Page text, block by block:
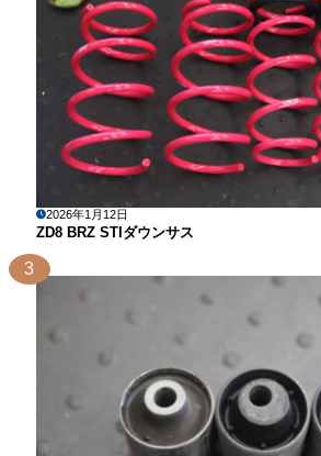
2026年1月12日
ZD8 BRZ STIダウンサス
3